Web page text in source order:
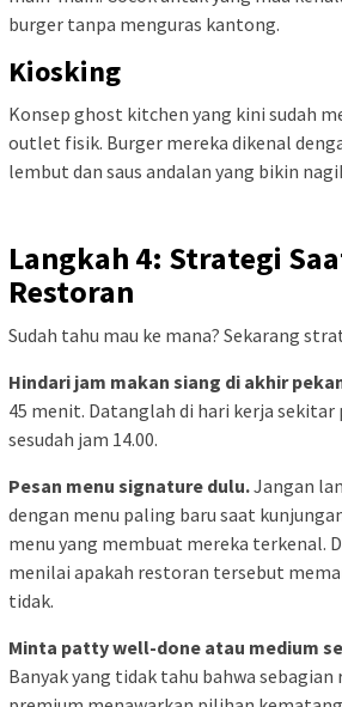
burger tanpa menguras kantong.
Kiosking
Konsep ghost kitchen yang kini sudah
outlet fisik. Burger mereka dikenal
lembut dan saus andalan yang bikin
Langkah 4: Strategi
Restoran
Sudah tahu mau ke mana? Sekarang
Hindari jam makan siang di akhir
45 menit. Datanglah di hari kerja sekitar
sesudah jam 14.00.
Pesan menu signature dulu.Jangan
dengan menu paling baru saat
menu yang membuat mereka terkenal.
menilai apakah restoran tersebut
tidak.
Minta patty well-done atau medium
Banyak yang tidak tahu bahwa